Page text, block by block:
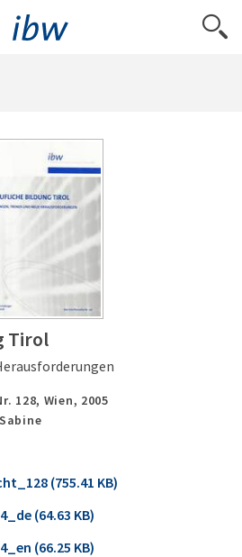
Tirol
128, Wien, 2005
(755.41 KB)
(64.63 KB)
(66.25 KB)